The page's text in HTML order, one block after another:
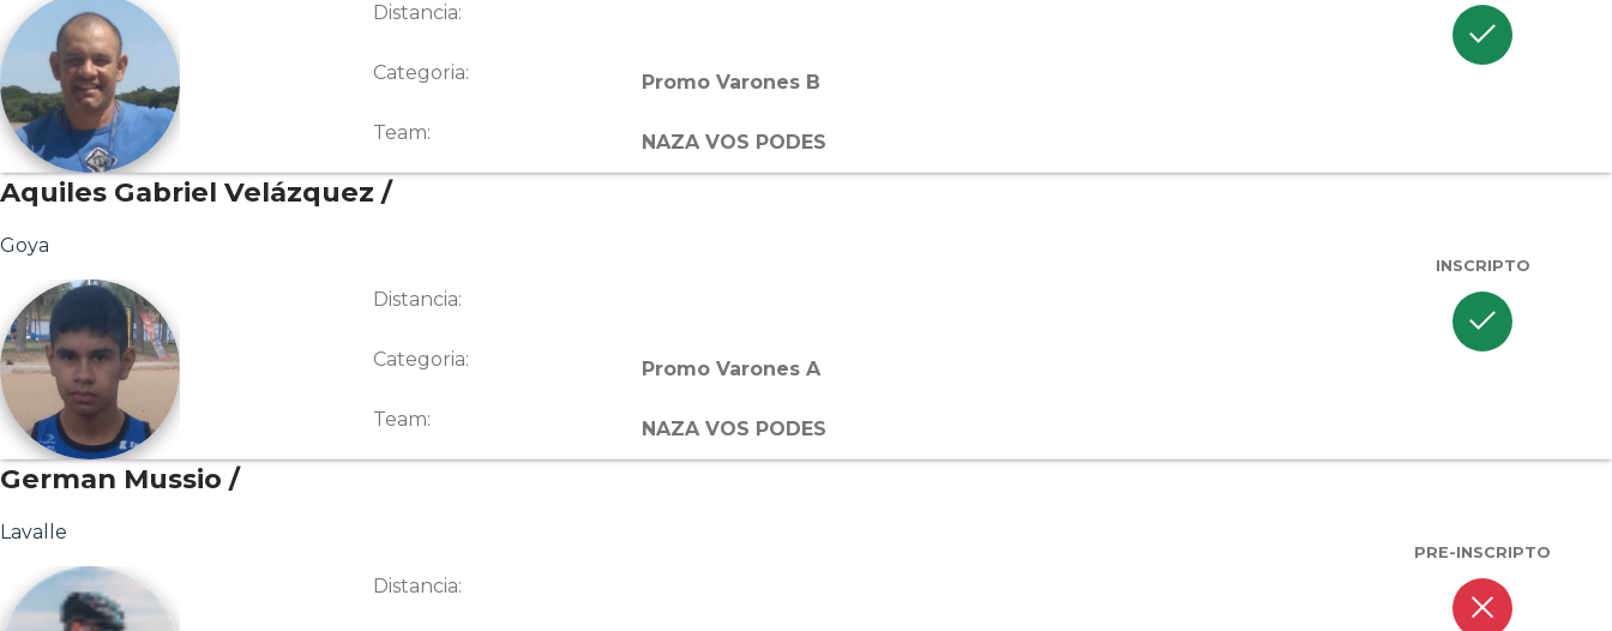
Distancia:
Categoria: Promo Varones B
Team: NAZA VOS PODES
check
Aquiles Gabriel Velázquez /
Goya
Distancia:
Categoria: Promo Varones A
Team: NAZA VOS PODES
INSCRIPTO
check
German Mussio /
Lavalle
Distancia:
PRE-INSCRIPTO
close